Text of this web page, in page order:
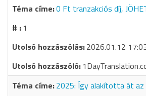
0 Ft tranzakciós díj,
1
2026.01.12
2025: Így alakította át az